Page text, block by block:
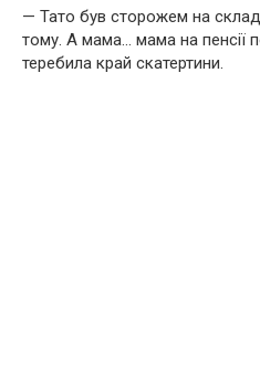
— Тато був сторожем на
тому. А мама… мама на пенсії
теребила край скатертини.